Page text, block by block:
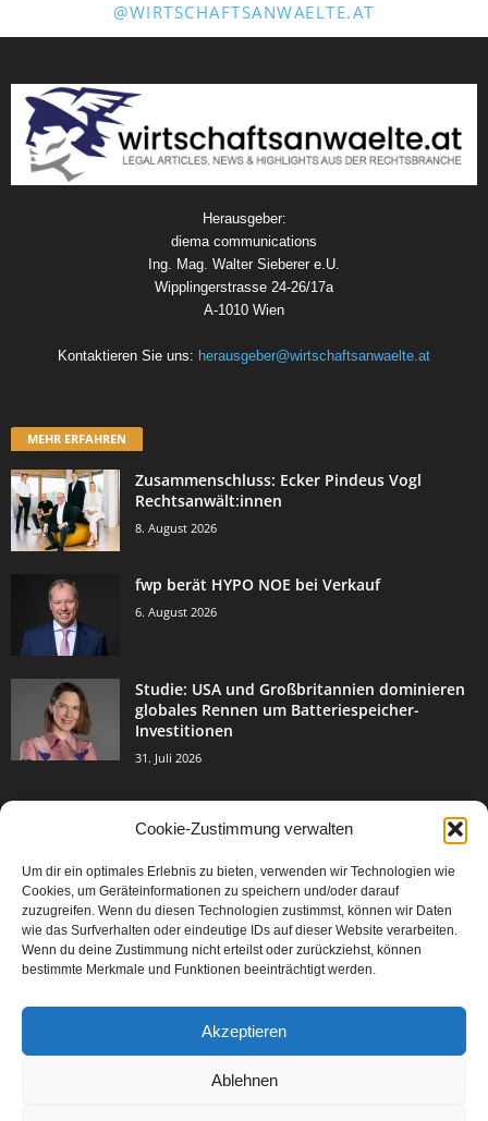
Cookie-Zustimmung verwalten
Um dir ein optimales Erlebnis zu bieten, verwenden wir Technologien wie
Cookies, um Geräteinformationen zu speichern und/oder darauf
zuzugreifen. Wenn du diesen Technologien zustimmst, können wir Daten
wie das Surfverhalten oder eindeutige IDs auf dieser Website verarbeiten.
Wenn du deine Zustimmung nicht erteilst oder zurückziehst, können
bestimmte Merkmale und Funktionen beeinträchtigt werden.
Akzeptieren
Ablehnen
@WIRTSCHAFTSANWAELTE.AT
Herausgeber:
diema communications
Ing. Mag. Walter Sieberer e.U.
Wipplingerstrasse 24-26/17a
A-1010 Wien
Kontaktieren Sie uns: herausgeber@wirtschaftsanwaelte.at
MEHR ERFAHREN
Zusammenschluss: Ecker Pindeus Vogl
Rechtsanwält:innen
8. August 2026
fwp berät HYPO NOE bei Verkauf
6. August 2026
Studie: USA und Großbritannien dominieren
globales Rennen um Batteriespeicher-
Investitionen
31. Juli 2026
Events & Success 3004
Breaking News 2067
Aktuelles
Featured Article
Karriere 567